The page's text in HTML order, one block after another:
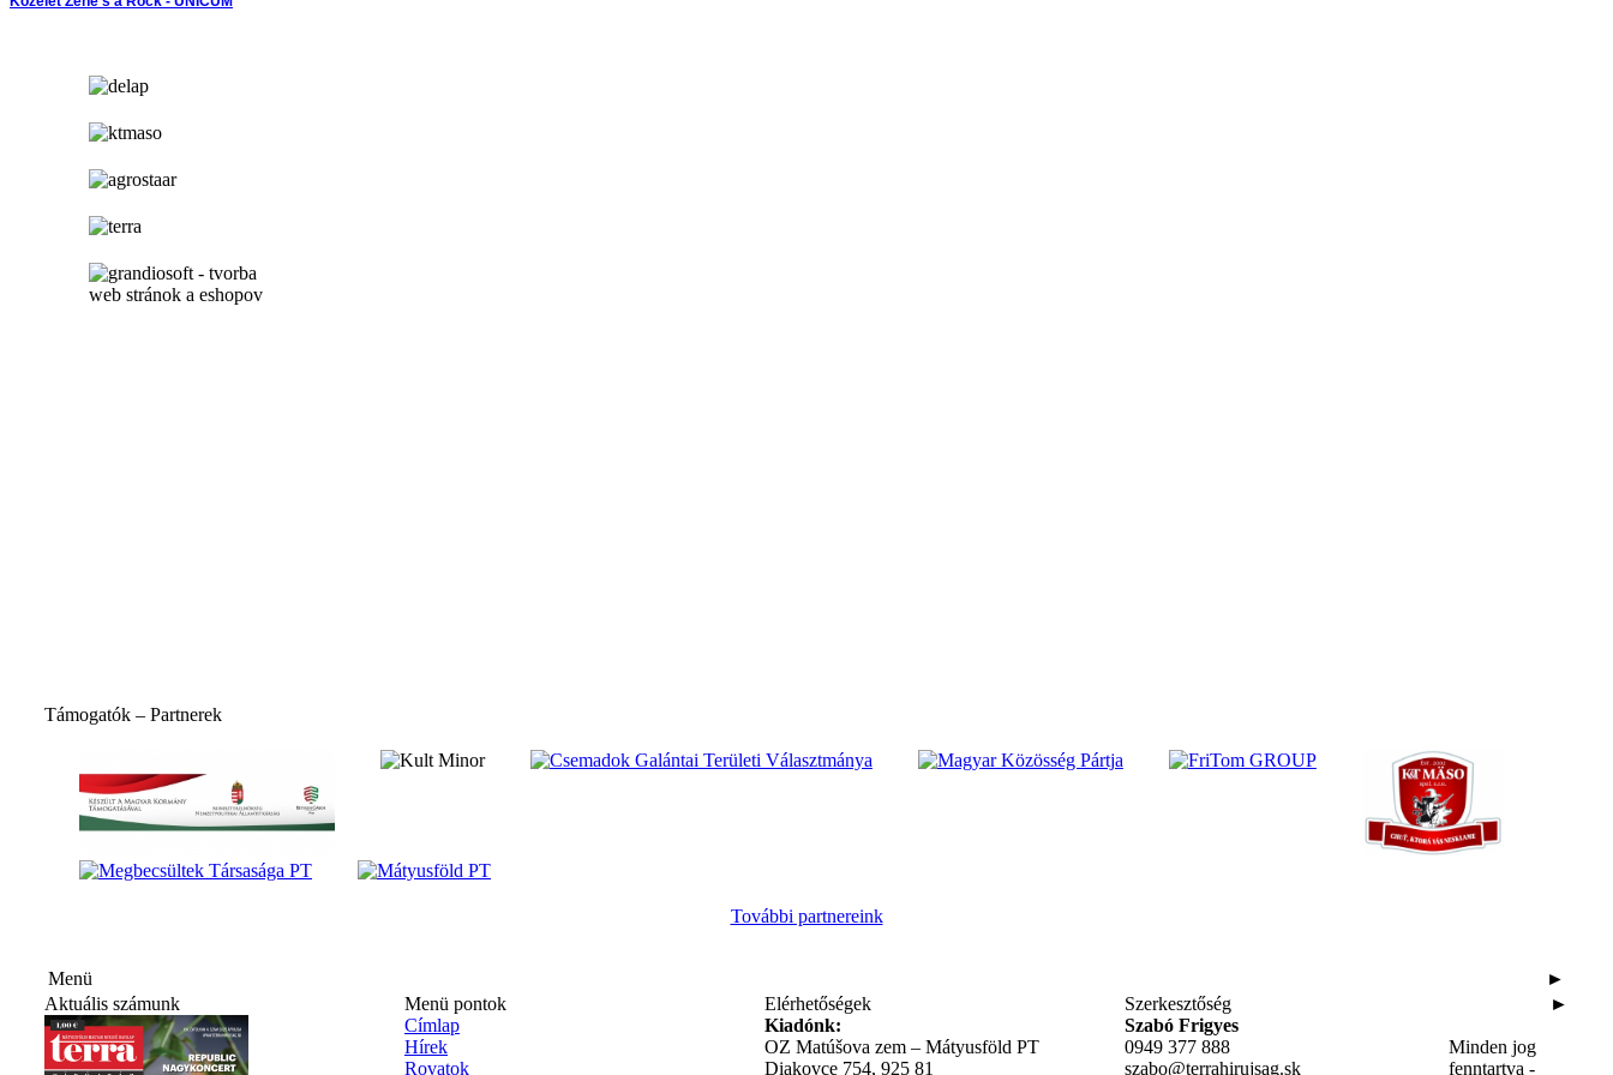
Támogatók – Partnerek
További partnereink
Menü
►
►
Aktuális számunk
Menü pontok
Címlap
Hírek
Rovatok
Elérhetőségek
Kiadónk:
OZ Matúšova zem – Mátyusföld PT
Diakovce 754, 925 81
Szerkesztőség
Szabó Frigyes
0949 377 888
szabo@terrahirujsag.sk
Minden jog
fenntartva -